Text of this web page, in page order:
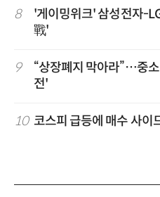
8
'게이밍위크' 삼성전자-
戰'
9
“상장폐지 막아라”…중
전'
10 코스피 급등에 매수 사이